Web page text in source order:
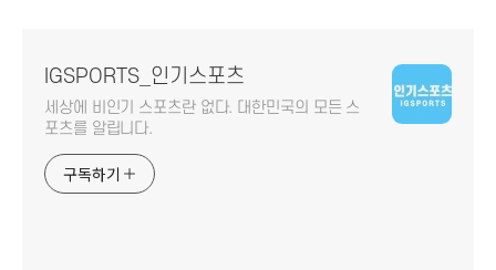
IGSPORTS_인기스포츠
세상에 비인기 스포츠란 없다. 대한민국의 모든 스
포츠를 알립니다.
구독하기